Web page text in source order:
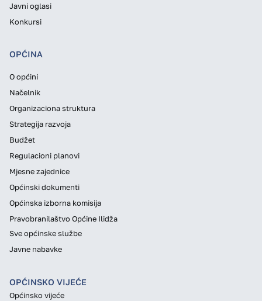
Javni oglasi
Konkursi
OPĆINA
O općini
Načelnik
Organizaciona struktura
Strategija razvoja
Budžet
Regulacioni planovi
Mjesne zajednice
Općinski dokumenti
Općinska izborna komisija
Pravobranilaštvo Općine Ilidža
Sve općinske službe
Javne nabavke
OPĆINSKO VIJEĆE
Općinsko vijeće